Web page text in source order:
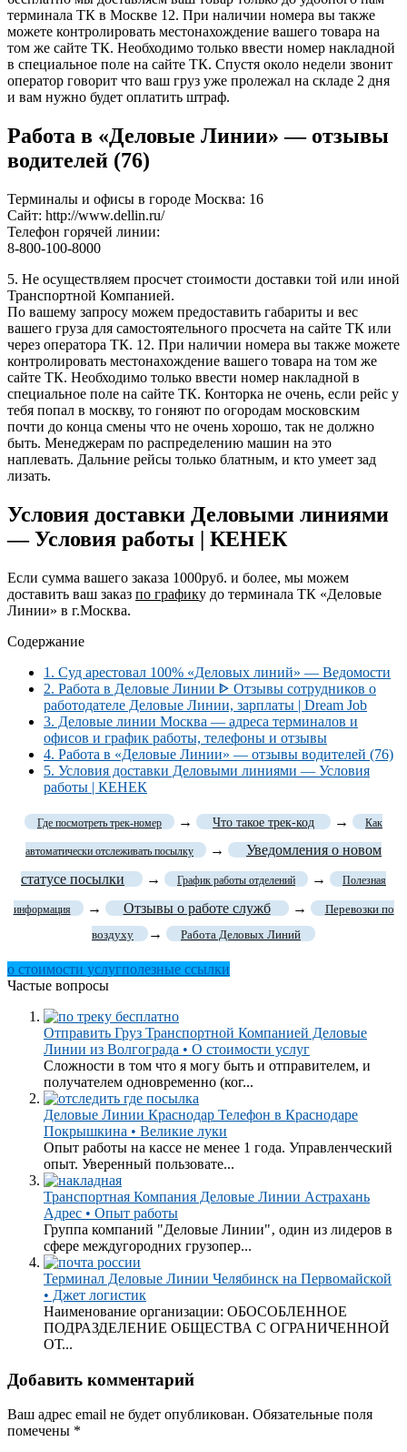
терминала ТК в Москве 12. При наличии номера вы также
можете контролировать местонахождение вашего товара на
том же сайте ТК. Необходимо только ввести номер накладной
в специальное поле на сайте ТК. Спустя около недели звонит
оператор говорит что ваш груз уже пролежал на складе 2 дня
и вам нужно будет оплатить штраф.
Работа в «Деловые Линии» — отзывы
водителей (76)
Терминалы и офисы в городе Москва: 16
Сайт: http://www.dellin.ru/
Телефон горячей линии:
8-800-100-8000
5. Не осуществляем просчет стоимости доставки той или иной
Транспортной Компанией.
По вашему запросу можем предоставить габариты и вес
вашего груза для самостоятельного просчета на сайте ТК или
через оператора ТК. 12. При наличии номера вы также можете
контролировать местонахождение вашего товара на том же
сайте ТК. Необходимо только ввести номер накладной в
специальное поле на сайте ТК. Конторка не очень, если рейс у
тебя попал в москву, то гоняют по огородам московским
почти до конца смены что не очень хорошо, так не должно
быть. Менеджерам по распределению машин на это
наплевать. Дальние рейсы только блатным, и кто умеет зад
лизать.
Условия доставки Деловыми линиями
— Условия работы | КЕНЕК
Если сумма вашего заказа 1000руб. и более, мы можем
доставить ваш заказ по графику до терминала ТК «Деловые
Линии» в г.Москва.
Содержание
1. Суд арестовал 100% «Деловых линий» — Ведомости
2. Работа в Деловые Линии ᐈ Отзывы сотрудников о
работодателе Деловые Линии, зарплаты | Dream Job
3. Деловые линии Москва — адреса терминалов и
офисов и график работы, телефоны и отзывы
4. Работа в «Деловые Линии» — отзывы водителей (76)
5. Условия доставки Деловыми линиями — Условия
работы | КЕНЕК
Где посмотреть трек-номер → Что такое трек-код → Как
автоматически отслеживать посылку →
Уведомления о новом
статусе посылки
→ График работы отделений → Полезная
информация → Отзывы о работе служб →
Перевозки по
воздуху
→ Работа Деловых Линий
о стоимости услугполезные ссылки
Частые вопросы
Отправить Груз Транспортной Компанией Деловые
Линии из Волгограда • О стоимости услуг
Сложности в том что я могу быть и отправителем, и
получателем одновременно (ког...
Деловые Линии Краснодар Телефон в Краснодаре
Покрышкина • Великие луки
Опыт работы на кассе не менее 1 года. Управленческий
опыт. Уверенный пользовате...
Транспортная Компания Деловые Линии Астрахань
Адрес • Опыт работы
Группа компаний "Деловые Линии"‚ один из лидеров в
сфере междугородних грузопер...
Терминал Деловые Линии Челябинск на Первомайской
• Джет логистик
Наименование организации: ОБОСОБЛЕННОЕ
ПОДРАЗДЕЛЕНИЕ ОБЩЕСТВА С ОГРАНИЧЕННОЙ
ОТ...
Добавить комментарий
Ваш адрес email не будет опубликован. Обязательные поля
помечены *